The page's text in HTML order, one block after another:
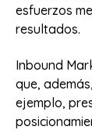
esfuerzos
resultados.
Inbound
que,
ejemplo,